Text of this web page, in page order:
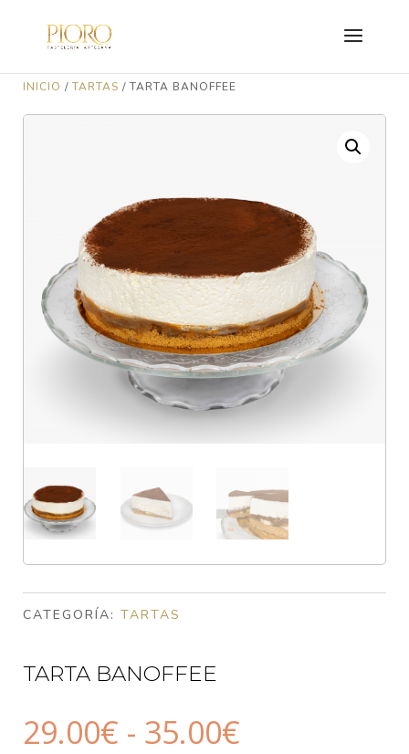
INICIO / TARTAS / TARTA BANOFFEE
CATEGORÍA: TARTAS
TARTA BANOFFEE
29.00€ - 35.00€